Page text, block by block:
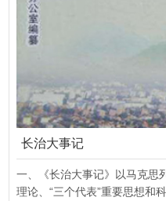
长治大事记
一、《长治大事记》以马克思
理论、“三个代表”重要思想和